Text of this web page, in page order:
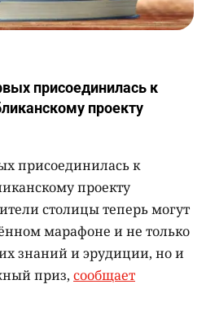
присоединилась к
проекту
присоединилась к
проекту
столицы теперь могут
марафоне и не только
знаний и эрудиции, но и
приз, сообщает